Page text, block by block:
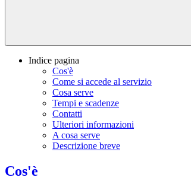
Indice pagina
Cos'è
Come si accede al servizio
Cosa serve
Tempi e scadenze
Contatti
Ulteriori informazioni
A cosa serve
Descrizione breve
Cos'è